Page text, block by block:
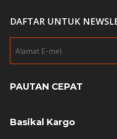
DAFTAR UNTUK
PAUTAN CEPAT
Basikal Kargo